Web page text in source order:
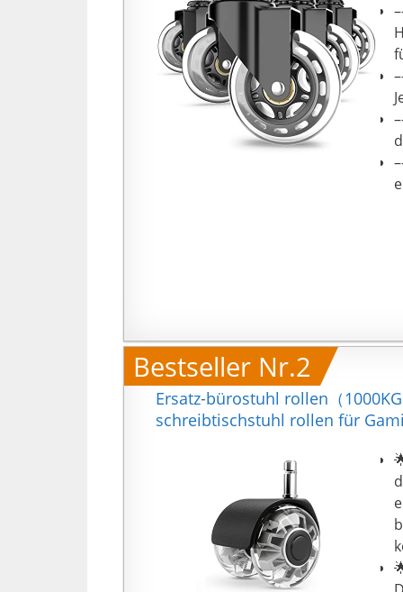
Bestseller Nr.2
Ersatz-bürostuhl rollen（
schreibtischstuhl rollen für